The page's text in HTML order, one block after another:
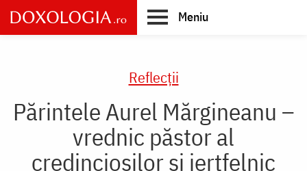
Skip
to
main
Meniu
Reflecții
Părintele Aurel Mărgineanu –
vrednic păstor al
credincioșilor și jertfelnic